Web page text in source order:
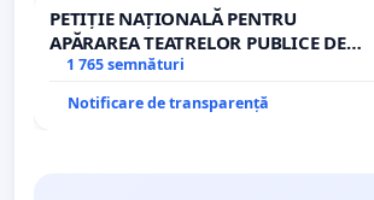
PETIȚIE NAȚIONALĂ PENTRU
APĂRAREA TEATRELOR PUBLICE DE
REPERTORIU DIN ROMÂNIA
1 765 semnături
Notificare de transparență